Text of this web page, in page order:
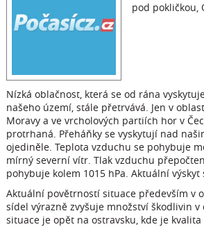
pod pokličkou,
Nízká oblačnost, která se od rána
našeho území, stále přetrvává. Jen v
Moravy a ve vrcholových partiích hor v
protrhaná. Přeháňky se vyskytují nad
ojediněle. Teplota vzduchu se pohybuje
mírný severní vítr. Tlak vzduchu
pohybuje kolem 1015 hPa. Aktuální
Aktuální povětrností situace především v
sídel výrazně zvyšuje množství škodlivin
situace je opět na ostravsku, kde je